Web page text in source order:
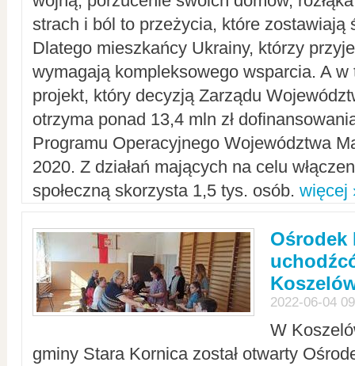
strach i ból to przeżycia, które zostawiają
Dlatego mieszkańcy Ukrainy, którzy
wymagają kompleksowego wsparcia. A w
projekt, który decyzją Zarządu
otrzyma ponad 13,4 mln zł
Programu Operacyjnego Województwa
2020. Z działań mających na celu
społeczną skorzysta 1,5 tys. osób. więcej
Ośrodek
2022-06-04
W
gminy Stara Kornica został otwarty